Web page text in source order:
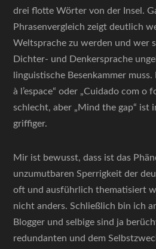
drei flotte Wörter von der Insel.
Phrasenvergleich zeigt deutlich
Weltsprache zu werden und wer
Dichter- und Denkersprache
linguistische Besenkammer
à l’espace“ oder „Cuidado com o
schlecht, aber „Mind the gap“ ist
griffiger.
Mir ist bewusst, dass ist das
unzumutbaren Sperrigkeit der
oft und ausführlich thematisiert
nicht anders. Schließlich bin ich
Blogger und selbige sind ja
redundanten und dem